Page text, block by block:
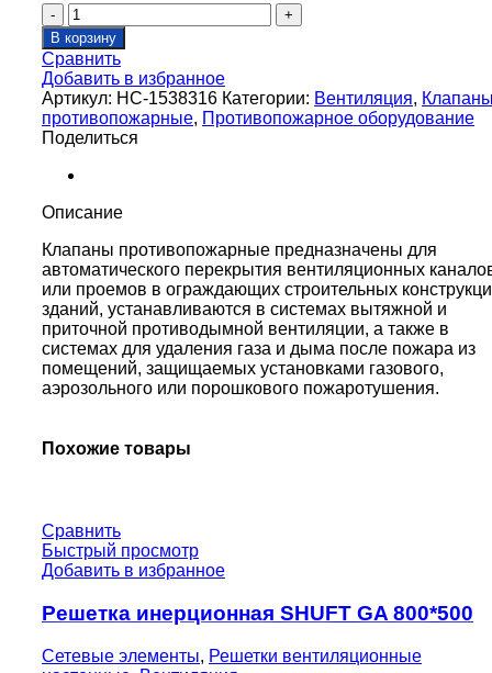
Количество
товара
Клапан
противопожарный
SHUFT
SHFDC-
120-
O-
750_250-
0-
0-
0
В корзину
Сравнить
Добавить в избранное
Артикул: НС-1538316 Категории: Вентиляция,
противопожарные, Противопожарное оборудование
Поделиться
Описание
Клапаны противопожарные предназначены для
автоматического перекрытия вентиляционных
или проемов в ограждающих строительных
зданий, устанавливаются в системах вытяжной и
приточной противодымной вентиляции, а также в
системах для удаления газа и дыма после пожара из
помещений, защищаемых установками газового,
аэрозольного или порошкового пожаротушения.
Похожие товары
Сравнить
Быстрый просмотр
Добавить в избранное
Решетка инерционная SHUFT GA 800*500
Сетевые элементы, Решетки вентиляционные